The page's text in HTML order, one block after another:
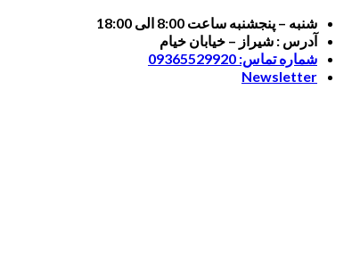
Skip
content
شنبه – پنجشنبه ساعت 8:00 الی 18:00
آدرس : شیراز – خیابان خیام
شماره تماس: 09365529920
Newsletter